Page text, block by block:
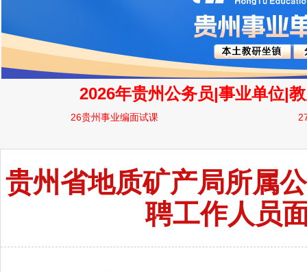
贵州省地质矿产局所属
聘工作人员